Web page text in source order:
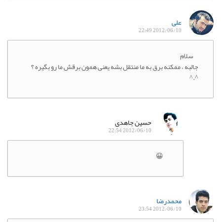
علی
2012/06/10 22:49
سلام
جالبه ، ممکنه برق به ما منتقل بشه یعنی همون برقش ما رو بگیره ؟
^.^
حسین جاهدی
2012/06/10 22:54
😀
محمدرضا
2012/06/10 23:54